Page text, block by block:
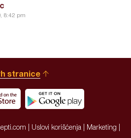
8:42 pm
stranice
| Uslovi korišćenja Marketing